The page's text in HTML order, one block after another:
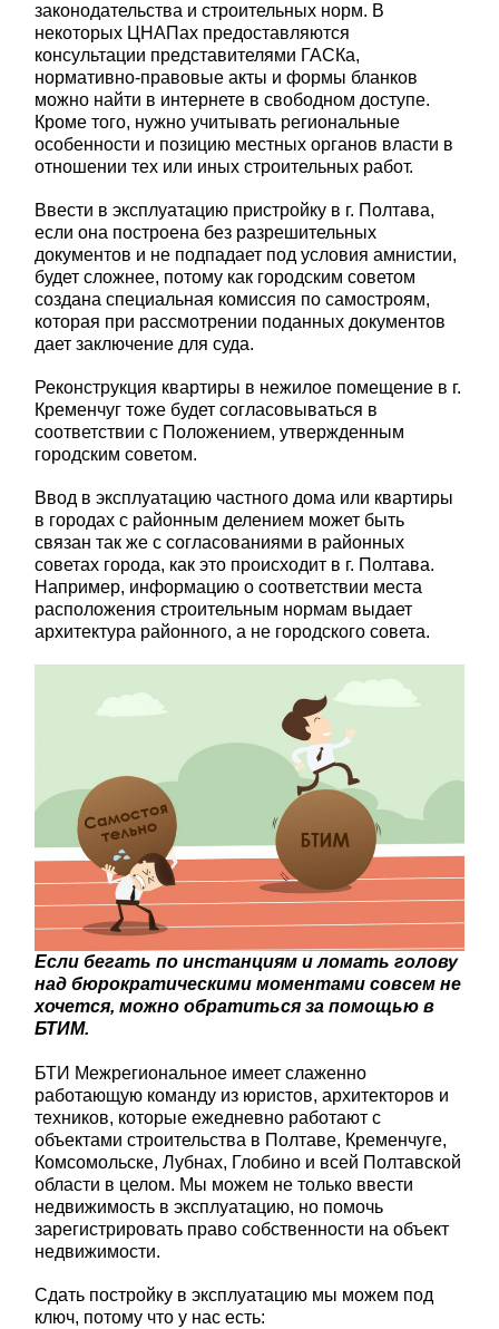
законодательства и строительных норм. В
некоторых ЦНАПах предоставляются
консультации представителями ГАСКа,
нормативно-правовые акты и формы бланков
можно найти в интернете в свободном доступе.
Кроме того, нужно учитывать региональные
особенности и позицию местных органов власти в
отношении тех или иных строительных работ.
Ввести в эксплуатацию пристройку в г. Полтава,
если она построена без разрешительных
документов и не подпадает под условия амнистии,
будет сложнее, потому как городским советом
создана специальная комиссия по самостроям,
которая при рассмотрении поданных документов
дает заключение для суда.
Реконструкция квартиры в нежилое помещение в г.
Кременчуг тоже будет согласовываться в
соответствии с Положением, утвержденным
городским советом.
Ввод в эксплуатацию частного дома или квартиры
в городах с районным делением может быть
связан так же с согласованиями в районных
советах города, как это происходит в г. Полтава.
Например, информацию о соответствии места
расположения строительным нормам выдает
архитектура районного, а не городского совета.
Если бегать по инстанциям и ломать голову
над бюрократическими моментами совсем не
хочется, можно обратиться за помощью в
БТИМ.
БТИ Межрегиональное имеет слаженно
работающую команду из юристов, архитекторов и
техников, которые ежедневно работают с
объектами строительства в Полтаве, Кременчуге,
Комсомольске, Лубнах, Глобино и всей Полтавской
области в целом. Мы можем не только ввести
недвижимость в эксплуатацию, но помочь
зарегистрировать право собственности на объект
недвижимости.
Сдать постройку в эксплуатацию мы можем под
ключ, потому что у нас есть: